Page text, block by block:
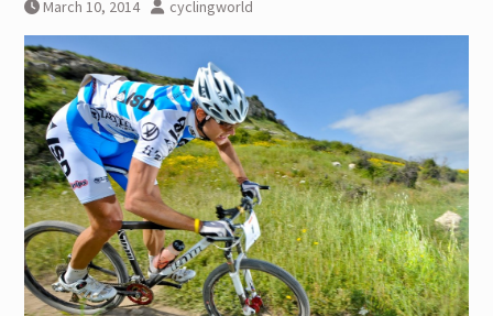
Προπόνηση Τριάθλου :
Περιοδικότητα
Προπόνηση Δύναμης για αθλητές
Τριάθλου
March 10, 2014 cyclingworld